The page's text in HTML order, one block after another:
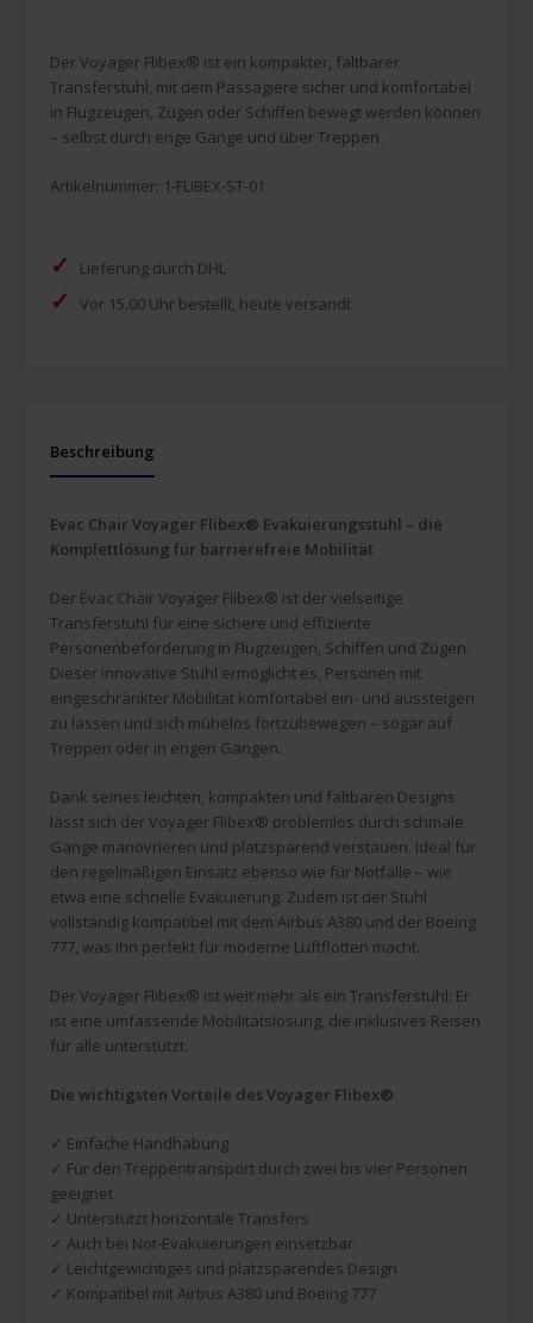
Menge
Der Voyager Flibex® ist ein kompakter, faltbarer
Transferstuhl, mit dem Passagiere sicher und komfortabel
in Flugzeugen, Zügen oder Schiffen bewegt werden können
– selbst durch enge Gänge und über Treppen.
Artikelnummer: 1-FLIBEX-ST-01
✓ Lieferung durch DHL
✓ Vor 15.00 Uhr bestellt, heute versandt
Beschreibung
Evac Chair Voyager Flibex® Evakuierungsstuhl – die
Komplettlösung für barrierefreie Mobilität
Der Evac Chair Voyager Flibex® ist der vielseitige
Transferstuhl für eine sichere und effiziente
Personenbeförderung in Flugzeugen, Schiffen und Zügen.
Dieser innovative Stuhl ermöglicht es, Personen mit
eingeschränkter Mobilität komfortabel ein- und aussteigen
zu lassen und sich mühelos fortzubewegen – sogar auf
Treppen oder in engen Gängen.
Dank seines leichten, kompakten und faltbaren Designs
lässt sich der Voyager Flibex® problemlos durch schmale
Gänge manövrieren und platzsparend verstauen. Ideal für
den regelmäßigen Einsatz ebenso wie für Notfälle – wie
etwa eine schnelle Evakuierung. Zudem ist der Stuhl
vollständig kompatibel mit dem Airbus A380 und der Boeing
777, was ihn perfekt für moderne Luftflotten macht.
Der Voyager Flibex® ist weit mehr als ein Transferstuhl: Er
ist eine umfassende Mobilitätslösung, die inklusives Reisen
für alle unterstützt.
Die wichtigsten Vorteile des Voyager Flibex®
✓ Einfache Handhabung
✓ Für den Treppentransport durch zwei bis vier Personen
geeignet
✓ Unterstützt horizontale Transfers
✓ Auch bei Not-Evakuierungen einsetzbar
✓ Leichtgewichtiges und platzsparendes Design
✓ Kompatibel mit Airbus A380 und Boeing 777